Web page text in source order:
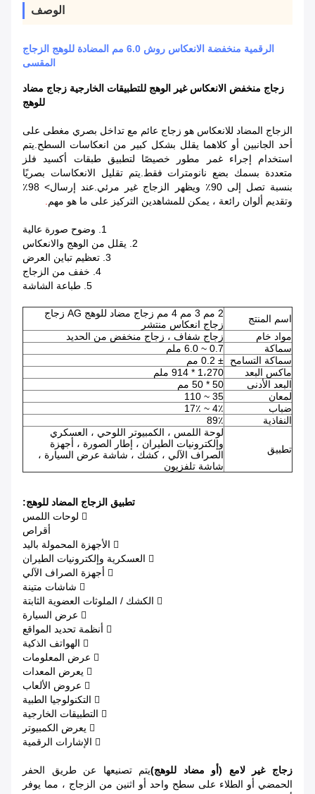
الوصف
الرقمية منخفضة الانعكاس روش 6.0 مم المضادة للوهج الزجاج
المقسى
زجاج منخفض الانعكاس غير الوهج للتطبيقات الخارجية زجاج مضاد
للوهج
الزجاج المضاد للانعكاس هو زجاج عائم مع تداخل بصري مغطى على
أحد الجانبين أو كلاهما يقلل بشكل كبير من انعكاسات السطح.يتم
استخدام إجراء غمر مطور خصيصًا لتطبيق طبقات أكسيد فلز
متعددة بسمك بضع نانومترات فقط.يتم تقليل الانعكاسات بصريًا
بنسبة تصل إلى 90٪ ويظهر الزجاج غير مرئي.عند إرسال> 98٪
وتقديم ألوان رائعة ، يمكن للمشاهدين التركيز على ما هو مهم.
1. وضوح صورة عالية
2. يقلل من الوهج والانعكاس
3. تعظيم تباين العرض
4. خفف من الزجاج
5. طباعة الشاشة
اسم المنتج
2 مم 3 مم 4 مم زجاج مضاد للوهج AG زجاج
زجاج انعكاس منتشر
مواد خام
زجاج شفاف ، زجاج منخفض من الحديد
سماكة
0.7 ~ 6.0 ملم
سماكة التسامح
± 0.2 مم
ماكس البعد
1،270 * 914 ملم
البعد الأدنى
50 * 50 مم
لمعان
35 ~ 110
ضباب
4٪ ~ 17٪
النفاذية
89٪
تطبيق
لوحة اللمس ، الكمبيوتر اللوحي ، العسكري
وإلكترونيات الطيران ، إطار الصورة ، أجهزة
الصراف الآلي ، كشك ، شاشة عرض السيارة ،
شاشة تلفزيون
تطبيق الزجاج المضاد للوهج:
 لوحات اللمس
أقراص
 الأجهزة المحمولة باليد
 العسكرية وإلكترونيات الطيران
 أجهزة الصراف الآلي
 شاشات متينة
 الكشك / الملوثات العضوية الثابتة
 عرض السيارة
 أنظمة تحديد المواقع
 الهواتف الذكية
 عرض المعلومات
 يعرض المعدات
 عروض الألعاب
 التكنولوجيا الطبية
 التطبيقات الخارجية
 يعرض الكمبيوتر
 الإشارات الرقمية
زجاج غير لامع (أو مضاد للوهج)يتم تصنيعها عن طريق الحفر
الحمضي أو الطلاء على سطح واحد أو اثنين من الزجاج ، مما يوفر